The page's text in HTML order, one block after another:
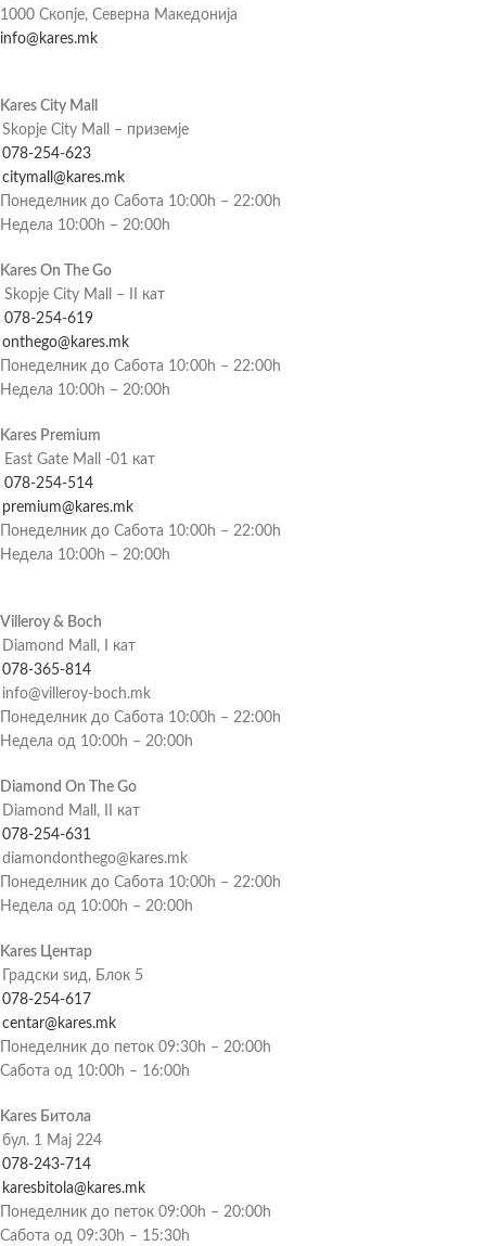
1000 Скопје, Северна Македонија
info@kares.mk
Kares City Mall
Skopje City Mall – приземје
078-254-623
citymall@kares.mk
Понеделник до Сабота 10:00h – 22:00h
Недела 10:00h – 20:00h
Kares On The Go
Skopje City Mall – II кат
078-254-619
onthego@kares.mk
Понеделник до Сабота 10:00h – 22:00h
Недела 10:00h – 20:00h
Kares Premium
East Gate Mall -01 кат
078-254-514
premium@kares.mk
Понеделник до Сабота 10:00h – 22:00h
Недела 10:00h – 20:00h
Villeroy & Boch
Diamond Mall, I кат
078-365-814
info@villeroy-boch.mk
Понеделник до Сабота 10:00h – 22:00h
Недела од 10:00h – 20:00h
Diamond On The Go
Diamond Mall, II кат
078-254-631
diamondonthego@kares.mk
Понеделник до Сабота 10:00h – 22:00h
Недела од 10:00h – 20:00h
Kares Центар
Градски ѕид, Блок 5
078-254-617
centar@kares.mk
Понеделник до петок 09:30h – 20:00h
Сабота од 10:00h – 16:00h
Kares Битола
бул. 1 Мај 224
078-243-714
karesbitola@kares.mk
Понеделник до петок 09:00h – 20:00h
Сабота од 09:30h – 15:30h